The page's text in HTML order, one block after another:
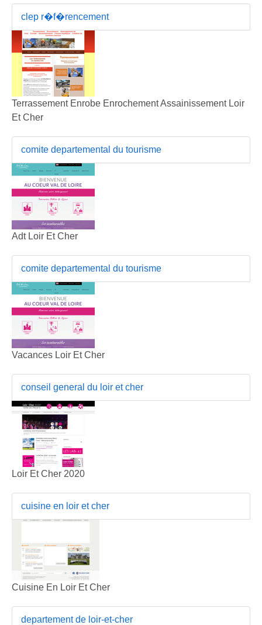
clep r�f�rencement
Terrassement Enrobe Enrochement Assainissement Loir
Et Cher
comite departemental du tourisme
Adt Loir Et Cher
comite departemental du tourisme
Vacances Loir Et Cher
conseil general du loir et cher
Loir Et Cher 2020
cuisine en loir et cher
Cuisine En Loir Et Cher
departement de loir-et-cher